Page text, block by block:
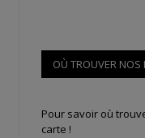
OÙ TROUVER NOS
Pour savoir où
carte !